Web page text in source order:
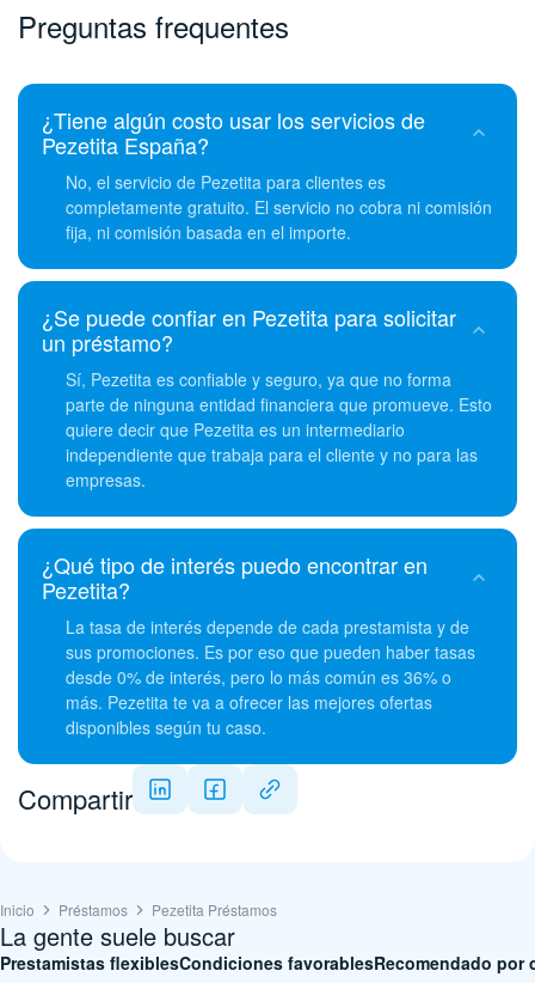
Preguntas frequentes
¿Tiene algún costo usar los servicios de
Pezetita España?
No, el servicio de Pezetita para clientes es
completamente gratuito. El servicio no cobra ni comisión
fija, ni comisión basada en el importe.
¿Se puede confiar en Pezetita para solicitar
un préstamo?
Sí, Pezetita es confiable y seguro, ya que no forma
parte de ninguna entidad financiera que promueve. Esto
quiere decir que Pezetita es un intermediario
independiente que trabaja para el cliente y no para las
empresas.
¿Qué tipo de interés puedo encontrar en
Pezetita?
La tasa de interés depende de cada prestamista y de
sus promociones. Es por eso que pueden haber tasas
desde 0% de interés, pero lo más común es 36% o
más. Pezetita te va a ofrecer las mejores ofertas
disponibles según tu caso.
Compartir
Inicio Préstamos Pezetita Préstamos
La gente suele buscar
Prestamistas flexiblesCondiciones favorablesRecomendado por